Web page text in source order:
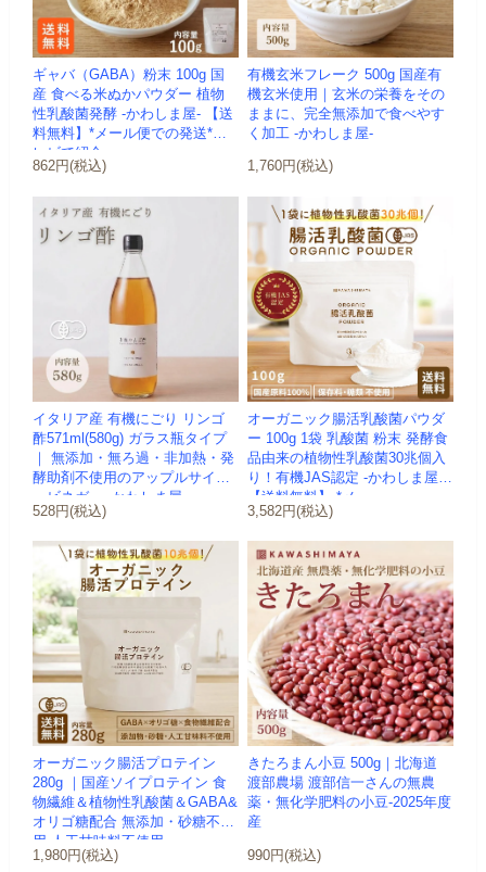
ギャバ（GABA）粉末 100g 国
産 食べる米ぬかパウダー 植物
性乳酸菌発酵 -かわしま屋- 【送
料無料】*メール便での発送*テ
レビで紹介
862円(税込)
有機玄米フレーク 500g 国産有
機玄米使用｜玄米の栄養をその
ままに、完全無添加で食べやす
く加工 -かわしま屋-
1,760円(税込)
イタリア産 有機にごり リンゴ
酢571ml(580g) ガラス瓶タイプ
｜ 無添加・無ろ過・非加熱・発
酵助剤不使用のアップルサイダ
ービネガー -かわしま屋-
528円(税込)
オーガニック腸活乳酸菌パウダ
ー 100g 1袋 乳酸菌 粉末 発酵食
品由来の植物性乳酸菌30兆個入
り！有機JAS認定 -かわしま屋-
【送料無料】 *メ...
3,582円(税込)
オーガニック腸活プロテイン
280g ｜国産ソイプロテイン 食
物繊維＆植物性乳酸菌＆GABA&
オリゴ糖配合 無添加・砂糖不使
用 人工甘味料不使用 ...
1,980円(税込)
きたろまん小豆 500g｜北海道
渡部農場 渡部信一さんの無農
薬・無化学肥料の小豆-2025年度
産
990円(税込)